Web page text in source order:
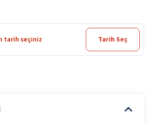
tarih seçiniz Tarih Seç